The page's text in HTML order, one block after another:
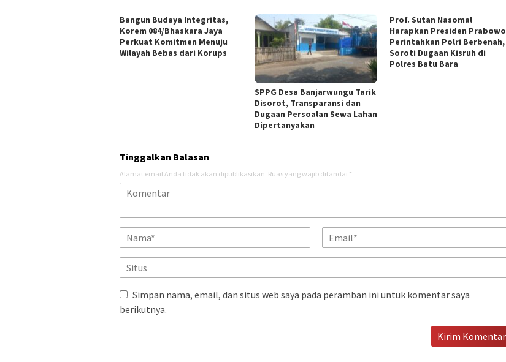
Bangun Budaya Integritas,
Korem 084/Bhaskara Jaya
Perkuat Komitmen Menuju
Wilayah Bebas dari Korups
SPPG Desa Banjarwungu Tarik
Disorot, Transparansi dan
Dugaan Persoalan Sewa Lahan
Dipertanyakan
Prof. Sutan Nasomal
Harapkan Presiden Prabowo
Perintahkan Polri Berbenah,
Soroti Dugaan Kisruh di
Polres Batu Bara
Tinggalkan Balasan
Alamat email Anda tidak akan dipublikasikan. Ruas yang wajib ditandai *
Simpan nama, email, dan situs web saya pada peramban ini untuk komentar saya
berikutnya.